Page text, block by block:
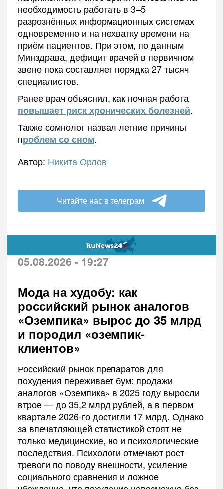
необходимость работать в 3–5
разрознённых информационных системах
одновременно и на нехватку времени на
приём пациентов. При этом, по данным
Минздрава, дефицит врачей в первичном
звене пока составляет порядка 27 тысяч
специалистов.
Ранее врач объяснил, как ночная работа
повышает риск хронических болезней.
Также сомнолог назвал летние причины
проблем со сном.
Автор: Никита Орлов
Читайте нас в телеграм
05.08.2026 - 19:27
Мода на худобу: как
российский рынок аналогов
«Оземпика» вырос до 35 млрд
и породил «оземпик-
клиентов»
Российский рынок препаратов для
похудения переживает бум: продажи
аналогов «Оземпика» в 2025 году выросли
втрое — до 35,2 млрд рублей, а в первом
квартале 2026-го достигли 17 млрд. Однако
за впечатляющей статистикой стоят не
только медицинские, но и психологические
последствия. Психологи отмечают рост
тревоги по поводу внешности, усиление
социального сравнения и ложное